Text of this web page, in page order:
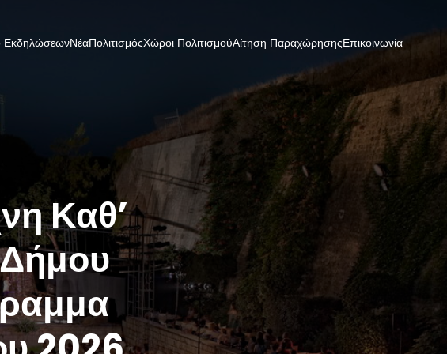
ΕκδηλώσεωνΝέαΠολιτισμόςΧώροι ΠολιτισμούΑίτηση ΠαραχώρησηςΕπικοινωνία
Καθ’